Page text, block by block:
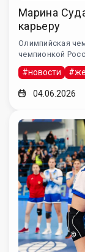
Марина
карьеру
Олимпийская
чемпионкой
#новости
04.06.2026